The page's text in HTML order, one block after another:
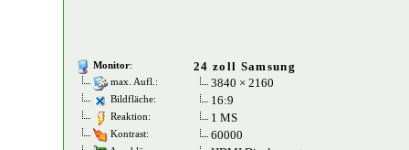
Monitor: 24 zoll Samsung
max. Aufl.: 3840 × 2160
Bildfläche: 16:9
Reaktion: 1 MS
Kontrast: 60000